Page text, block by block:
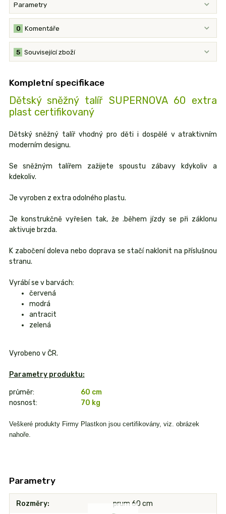
Parametry
Komentáře
0
Související zboží
5
Kompletní specifikace
Dětský sněžný talíř SUPERNOVA 60 extra
plast certifikovaný
Dětský sněžný talíř vhodný pro děti i dospělé v atraktivním
moderním designu.
Se sněžným talířem zažijete spoustu zábavy kdykoliv a
kdekoliv.
Je vyroben z extra odolného plastu.
Je konstrukčně vyřešen tak, že .během jízdy se při záklonu
aktivuje brzda.
K zabočení doleva nebo doprava se stačí naklonit na příslušnou
stranu.
Vyrábí se v barvách:
červená
modrá
antracit
zelená
Vyrobeno v ČR.
Parametry produktu:
průměr:
60 cm
nosnost:
70 kg
Veškeré produkty Firmy Plastkon jsou certifikovány, viz. obrázek
nahoře.
Parametry
Rozměry prum 60 cm